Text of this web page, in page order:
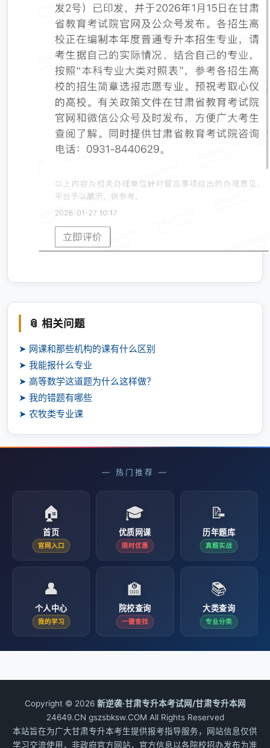
📎 相关问题
➤ 网课和那些机构的课有什么区别
➤ 我能报什么专业
➤ 高等数学这道题为什么这样做？
➤ 我的错题有哪些
➤ 农牧类专业课
— 热门推荐 —
🏠
首页
官网入口
🎓
优质网课
限时优惠
📝
历年题库
真题实战
👤
个人中心
我的学习
🏫
院校查询
一键查找
📚
大类查询
专业分类
Copyright © 2026 新逆袭·甘肃专升本考试网/甘肃专升本网
24649.CN gszsbksw.COM All Rights Reserved
本站旨在为广大甘肃专升本考生提供报考指导服务，网站信息仅供
学习交流使用，非政府官方网站，官方信息以各院校招办发布为准